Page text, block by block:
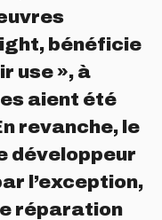
bénéficie
use », à
aient été
revanche, le
développeur
l’exception,
réparation